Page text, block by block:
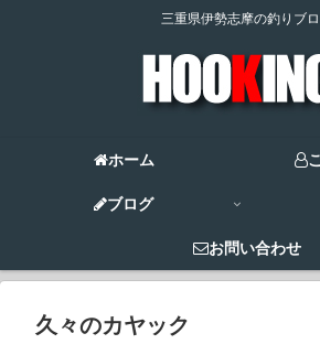
三重県伊勢志摩の釣りブ
ホーム
ブログ
お問い合わせ
久々のカヤック